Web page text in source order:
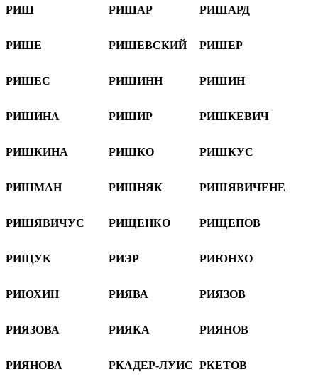
РИШ РИШАР РИШАРД
РИШЕ РИШЕВСКИЙ РИШЕР
РИШЕС РИШИHН РИШИН
РИШИНА РИШИР РИШКЕВИЧ
РИШКИНА РИШКО РИШКУС
РИШМАН РИШНЯК РИШЯВИЧЕНЕ
РИШЯВИЧУС РИЩЕНКО РИЩЕПОВ
РИЩУК РИЭР РИЮНХО
РИЮХИН РИЯВА РИЯЗОВ
РИЯЗОВА РИЯКА РИЯНОВ
РИЯНОВА РКАДЕР-ЛУИС РКЕТОВ